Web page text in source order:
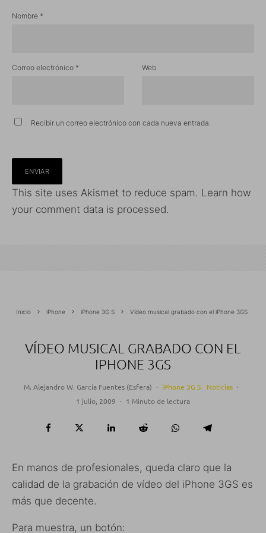
Nombre *
Correo electrónico * Web
Recibir un correo electrónico con cada nueva entrada.
This site uses Akismet to reduce spam. Learn how
your comment data is processed.
Inicio iPhone iPhone 3G S Vídeo musical grabado con el iPhone 3GS
VÍDEO MUSICAL GRABADO CON EL
IPHONE 3GS
M. Alejandro W. García Fuentes (Esfera) · iPhone 3G S Noticias ·
1 julio, 2009 · 1 Minuto de lectura
En manos de profesionales, queda claro que la
calidad de la grabación de vídeo del iPhone 3GS es
más que decente.
Para muestra, un botón: